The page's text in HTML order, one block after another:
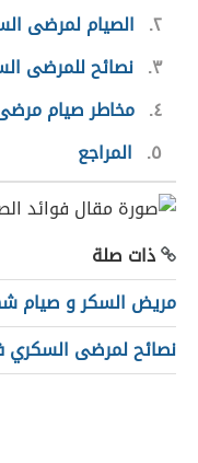
٢ الصيام لمرضى
٣ نصائح للمرضى
٤ مخاطر صيام
٥
المراجع
ذات صلة
مريض السكر و صيام
نصائح لمرضى